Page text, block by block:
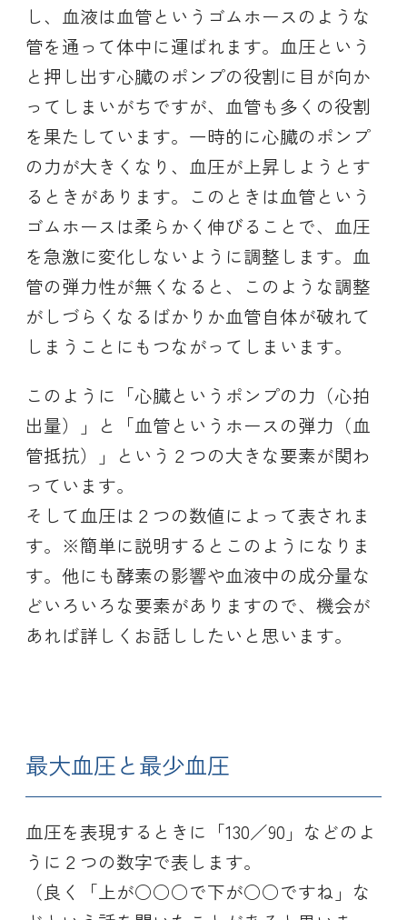
し、血液は血管というゴムホースのような
管を通って体中に運ばれます。血圧という
と押し出す心臓のポンプの役割に目が向か
ってしまいがちですが、血管も多くの役割
を果たしています。一時的に心臓のポンプ
の力が大きくなり、血圧が上昇しようとす
るときがあります。このときは血管という
ゴムホースは柔らかく伸びることで、血圧
を急激に変化しないように調整します。血
管の弾力性が無くなると、このような調整
がしづらくなるばかりか血管自体が破れて
しまうことにもつながってしまいます。
このように「心臓というポンプの力（心拍
出量）」と「血管というホースの弾力（血
管抵抗）」という２つの大きな要素が関わ
っています。
そして血圧は２つの数値によって表されま
す。※簡単に説明するとこのようになりま
す。他にも酵素の影響や血液中の成分量な
どいろいろな要素がありますので、機会が
あれば詳しくお話ししたいと思います。
最大血圧と最少血圧
血圧を表現するときに「130／90」などのよ
うに２つの数字で表します。
（良く「上が○○○で下が○○ですね」な